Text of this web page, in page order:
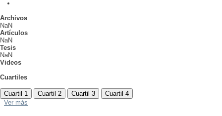
Archivos
NaN
Artículos
NaN
Tesis
NaN
Videos
Cuartiles
Cuartil 1 Cuartil 2 Cuartil 3
Cuartil 4
Ver más